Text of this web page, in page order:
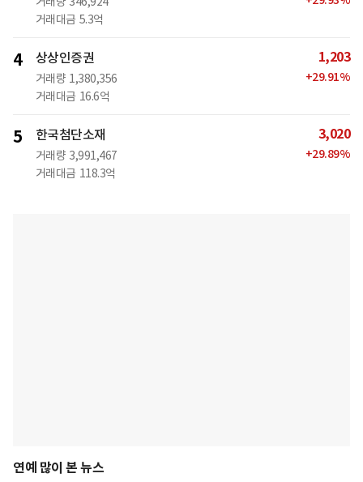
거래대금 5.3억
4 상상인증권
거래량 1,380,356
거래대금 16.6억
1,203
+29.91%
5 한국첨단소재
거래량 3,991,467
거래대금 118.3억
3,020
+29.89%
연예 많이 본 뉴스